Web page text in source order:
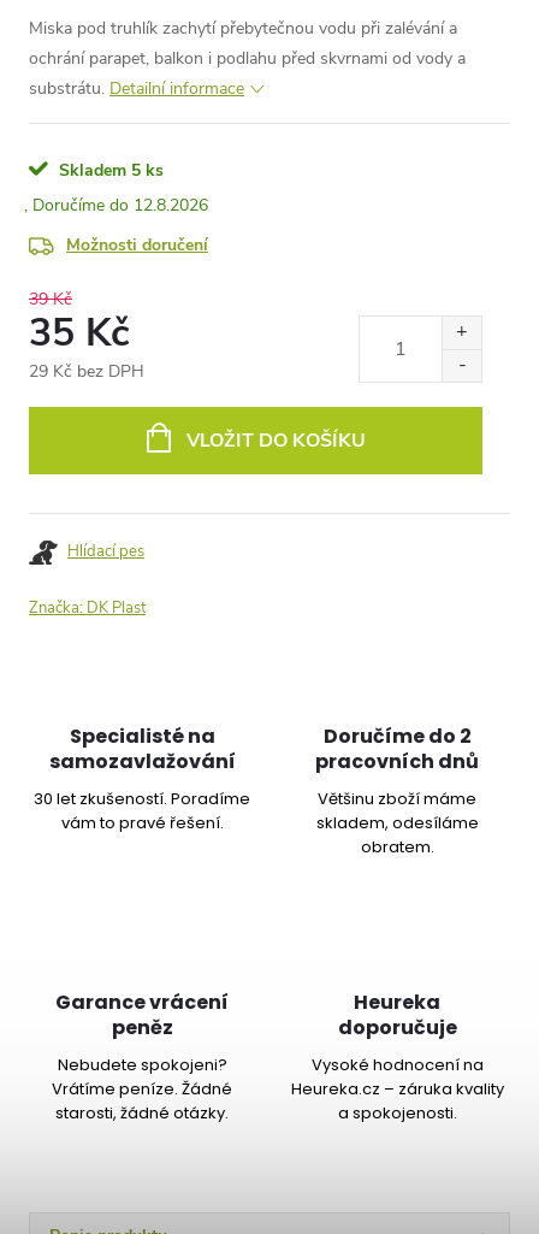
Miska pod truhlík zachytí přebytečnou vodu při zalévání a
ochrání parapet, balkon i podlahu před skvrnami od vody a
substrátu. Detailní informace
Skladem 5 ks
12.8.2026
Možnosti doručení
39 Kč
35 Kč
29 Kč bez DPH
VLOŽIT DO KOŠÍKU
Hlídací pes
Značka: DK Plast
Specialisté na
samozavlažování
30 let zkušeností. Poradíme
vám to pravé řešení.
Doručíme do 2
pracovních dnů
Většinu zboží máme
skladem, odesíláme
obratem.
Garance vrácení
peněz
Nebudete spokojeni?
Vrátíme peníze. Žádné
starosti, žádné otázky.
Heureka
doporučuje
Vysoké hodnocení na
Heureka.cz – záruka kvality
a spokojenosti.